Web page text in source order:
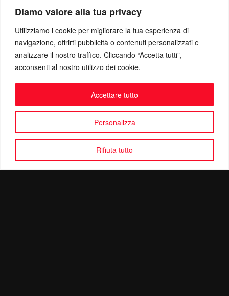
Diamo valore alla tua privacy
Utilizziamo i cookie per migliorare la tua esperienza di
navigazione, offrirti pubblicità o contenuti personalizzati e
analizzare il nostro traffico. Cliccando “Accetta tutti”,
acconsenti al nostro utilizzo dei cookie.
Personalizza
Rifiuta tutto
Accettare tutto